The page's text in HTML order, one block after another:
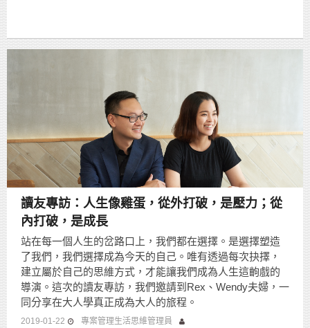
讀友專訪：人生像雞蛋，從外打破，是壓力；從
內打破，是成長
站在每一個人生的岔路口上，我們都在選擇。是選擇塑造
了我們，我們選擇成為今天的自己。唯有透過每次抉擇，
建立屬於自己的思維方式，才能讓我們成為人生這齣戲的
導演。這次的讀友專訪，我們邀請到Rex、Wendy夫婦，一
同分享在大人學真正成為大人的旅程。
2019-01-22 專案管理生活思維管理員